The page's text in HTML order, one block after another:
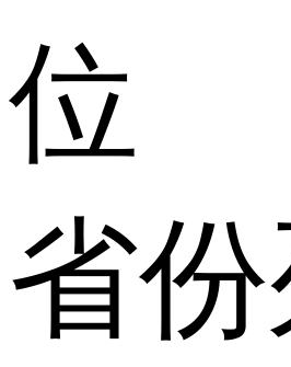
位
省